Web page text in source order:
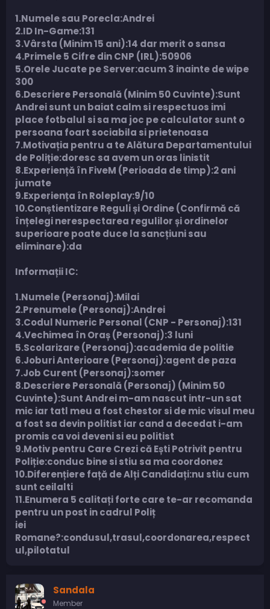
1.Numele sau Porecla:Andrei
2.ID In-Game:131
3.Vârsta (Minim 15 ani):14 dar merit o sansa
4.Primele 5 Cifre din CNP (IRL):50906
5.Orele Jucate pe Server:acum 3 inainte de wipe
300
6.Descriere Personală (Minim 50 Cuvinte):Sunt
Andrei sunt un baiat calm si respectuos imi
place fotbalul si sa ma joc pe calculator sunt o
persoana foart sociabila si prietenoasa
7.Motivația pentru a te Alătura Departamentului
de Poliție:doresc sa avem un oras linistit
8.Experiență în FiveM (Perioada de timp):2 ani
jumate
9.Experiența în Roleplay:9/10
10.Conștientizare Reguli și Ordine (Confirmă că
înțelegi nerespectarea regulilor și ordinelor
superioare poate duce la sancțiuni sau
eliminare):da
Informații IC:
1.Numele (Personaj):Milai
2.Prenumele (Personaj):Andrei
3.Codul Numeric Personal (CNP - Personaj):131
4.Vechimea în Oraș (Personaj):3 luni
5.Scolarizare (Personaj):academia de politie
6.Joburi Anterioare (Personaj):agent de paza
7.Job Curent (Personaj):somer
8.Descriere Personală (Personaj) (Minim 50
Cuvinte):Sunt Andrei m-am nascut intr-un sat
mic iar tatl meu a fost chestor si de mic visul meu
a fost sa devin politist iar cand a decedat i-am
promis ca voi deveni si eu politist
9.Motiv pentru Care Crezi că Ești Potrivit pentru
Poliție:conduc bine si stiu sa ma coordonez
10.Diferențiere față de Alți Candidați:nu stiu cum
sunt ceilalti
11.Enumera 5 calitați forte care te-ar recomanda
pentru un post in cadrul Poliț
iei
Romane?:condusul,trasul,coordonarea,respect
ul,pilotatul
Sandala
Member